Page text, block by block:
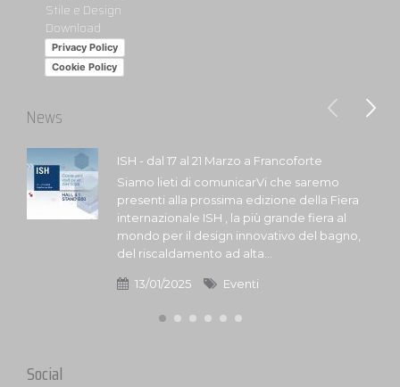
Stile e Design
Download
Privacy Policy
Cookie Policy
News
ISH - dal 17 al 21 Marzo a Francoforte
Siamo lieti di comunicarVi che saremo
presenti alla prossima edizione della Fiera
internazionale ISH , la più grande fiera al
mondo per il design innovativo del bagno,
del riscaldamento ad alta...
13/01/2025 Eventi
Social